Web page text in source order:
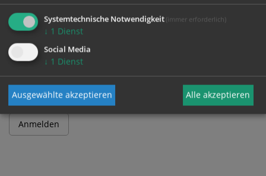
Benutzername
Passwort
Systemtechnische Notwendigkeit (immer erforderlich)
↓ 1 Dienst
Social Media
↓ 1 Dienst
Ausgewählte akzeptieren Alle akzeptieren